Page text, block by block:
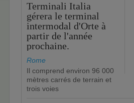
Terminali Italia
gérera le terminal
intermodal d'Orte à
partir de l'année
prochaine.
Rome
Il comprend environ 96 000
mètres carrés de terrain et
trois voies